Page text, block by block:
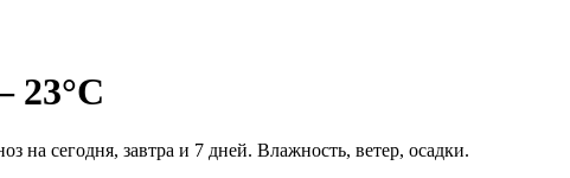
23°C
на сегодня, завтра и 7 дней. Влажность, ветер, осадки.